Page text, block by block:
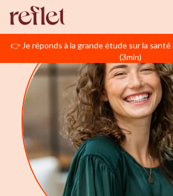
👉 Je réponds à la grande étude sur la santé
(3min)